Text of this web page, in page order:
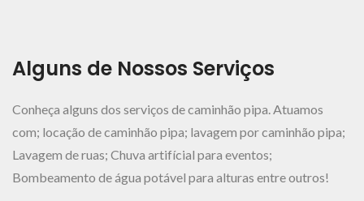
Alguns de Nossos Serviços
Conheça alguns dos serviços de caminhão pipa. Atuamos
com; locação de caminhão pipa; lavagem por caminhão pipa;
Lavagem de ruas; Chuva artifícial para eventos;
Bombeamento de água potável para alturas entre outros!